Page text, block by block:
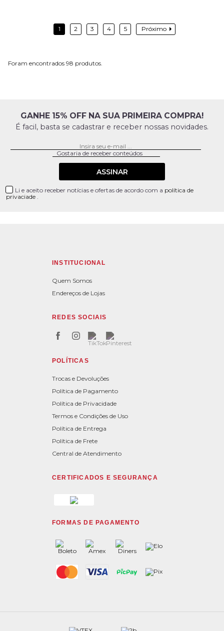
1 2 3 4 5 Próximo
98
GANHE 15% OFF NA SUA PRIMEIRA COMPRA!
É facil, basta se cadastrar e receber nossas novidades.
ASSINAR
Li e aceito receber notícias e ofertas de acordo com a política de
privaciade .
INSTITUCIONAL
Quem Somos
Endereços de Lojas
REDES SOCIAIS
POLÍTICAS
Trocas e Devoluções
Política de Pagamento
Política de Privacidade
Termos e Condições de Uso
Política de Entrega
Política de Frete
Central de Atendimento
CERTIFICADOS E SEGURANÇA
FORMAS DE PAGAMENTO